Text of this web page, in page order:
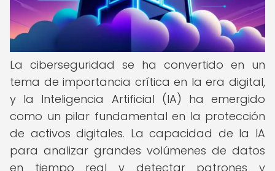
La ciberseguridad se ha convertido en un
tema de importancia crítica en la era digital,
y la Inteligencia Artificial (IA) ha emergido
como un pilar fundamental en la protección
de activos digitales. La capacidad de la IA
para analizar grandes volúmenes de datos
en tiempo real y detectar patrones y